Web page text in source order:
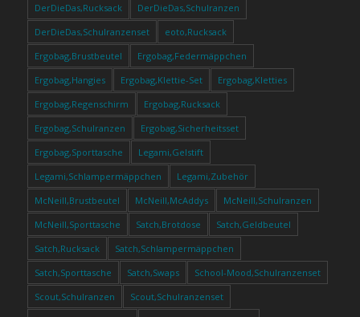
DerDieDas,Rucksack
DerDieDas,Schulranzen
DerDieDas,Schulranzenset
eoto,Rucksack
Ergobag,Brustbeutel
Ergobag,Federmäppchen
Ergobag,Hangies
Ergobag,Klettie-Set
Ergobag,Kletties
Ergobag,Regenschirm
Ergobag,Rucksack
Ergobag,Schulranzen
Ergobag,Sicherheitsset
Ergobag,Sporttasche
Legami,Gelstift
Legami,Schlampermäppchen
Legami,Zubehör
McNeill,Brustbeutel
McNeill,McAddys
McNeill,Schulranzen
McNeill,Sporttasche
Satch,Brotdose
Satch,Geldbeutel
Satch,Rucksack
Satch,Schlampermäppchen
Satch,Sporttasche
Satch,Swaps
School-Mood,Schulranzenset
Scout,Schulranzen
Scout,Schulranzenset